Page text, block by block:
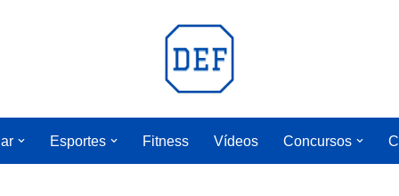
Esportes Fitness Vídeos Concursos